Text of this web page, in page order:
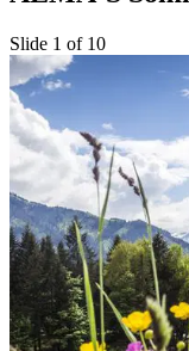
Slide 1 of 10